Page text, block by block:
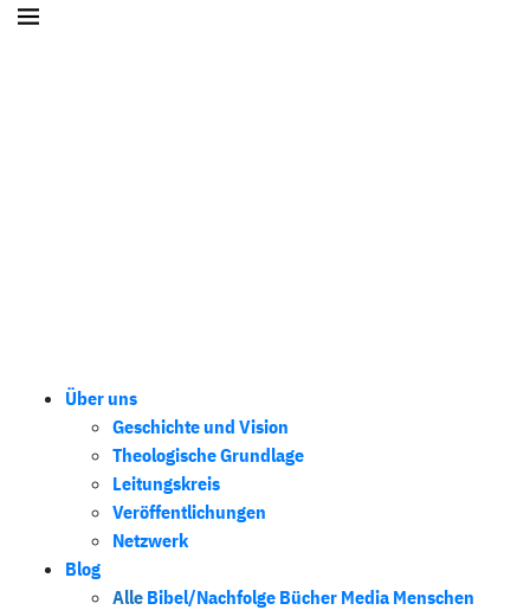
Über uns
Geschichte und Vision
Theologische Grundlage
Leitungskreis
Veröffentlichungen
Netzwerk
Blog
Alle Bibel/Nachfolge Bücher Media Menschen